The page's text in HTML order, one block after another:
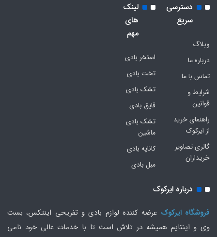
دسترسی
سریع
وبلاگ
درباره ما
تماس با ما
شرایط و
قوانین
راهنمای خرید
از ایرکوک
گالری تصاویر
خریداران
لینک
های
مهم
استخر بادی
تخت بادی
تشک بادی
قایق بادی
تشک بادی
ماشین
کاناپه بادی
مبل بادی
درباره ایرکوک
فروشگاه ایرکوک عرضه کننده لوازم بادی و تفریحی اینتکس، بست
وی و اینتایم همیشه در تلاش است تا با خدمات عالی خود نامی